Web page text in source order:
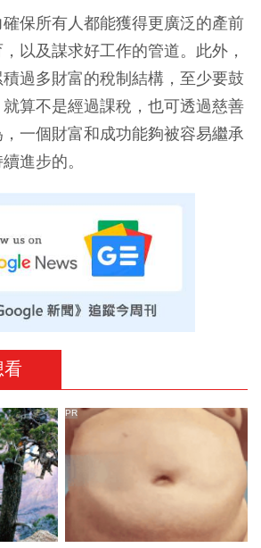
保所有人都能獲得更廣泛的產前
以及謀求好工作的管道。此外，
過多財富的稅制結構，至少要鼓
算不是經過課稅，也可透過慈善
一個財富和成功能夠被容易繼承
進步的。
看
PR